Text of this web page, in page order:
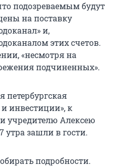
подозреваемым будут
на поставку
и,
этих счетов.
«несмотря на
подчиненных».
петербургская
инвестиции», к
учредителю Алексею
утра зашли в гости.
подробности.